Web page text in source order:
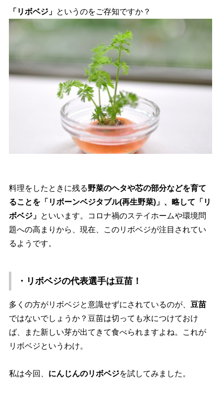
「リボベジ」 というのをご存知ですか？
料理をしたときに残る野菜のヘタや芯の部分などを育て
ることを「リボーンベジタブル(再生野菜)」、略して「リ
ボベジ」 といいます。コロナ禍のステイホームや環境問
題への高まりから、現在、このリボベジが注目されてい
るようです。
・リボベジの代表選手は豆苗！
多くの方がリボベジと意識せずにされているのが、 豆苗
ではないでしょうか？豆苗は切っても水につけておけ
ば、また新しい芽が出てきて食べられますよね。これが
リボベジというわけ。
私は今回、 にんじんのリボベジを試してみました。